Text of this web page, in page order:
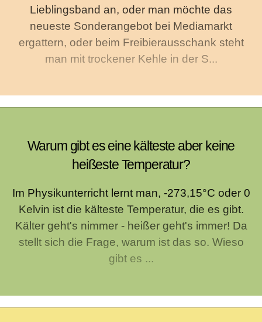
Lieblingsband an, oder man möchte das
neueste Sonderangebot bei Mediamarkt
ergattern, oder beim Freibierausschank steht
man mit trockener Kehle in der S...
Warum gibt es eine kälteste aber keine
heißeste Temperatur?
Im Physikunterricht lernt man, -273,15°C oder 0
Kelvin ist die kälteste Temperatur, die es gibt.
Kälter geht's nimmer - heißer geht's immer! Da
stellt sich die Frage, warum ist das so. Wieso
gibt es ...